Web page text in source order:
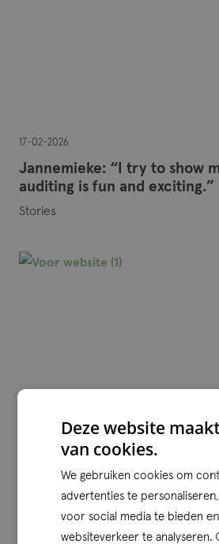
17-02-2026
Jannemieke: “I try to show
auditing is fun and exciting.”
Stories
21-05-2025
Qconcepts and VanLoman
quality platform
Deze website
van cookies.
We gebruiken cookies om
advertenties te
voor social media te bieden
websiteverkeer te analyseren.